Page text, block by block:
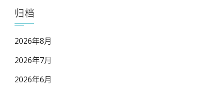
归档
2026年8月
2026年7月
2026年6月